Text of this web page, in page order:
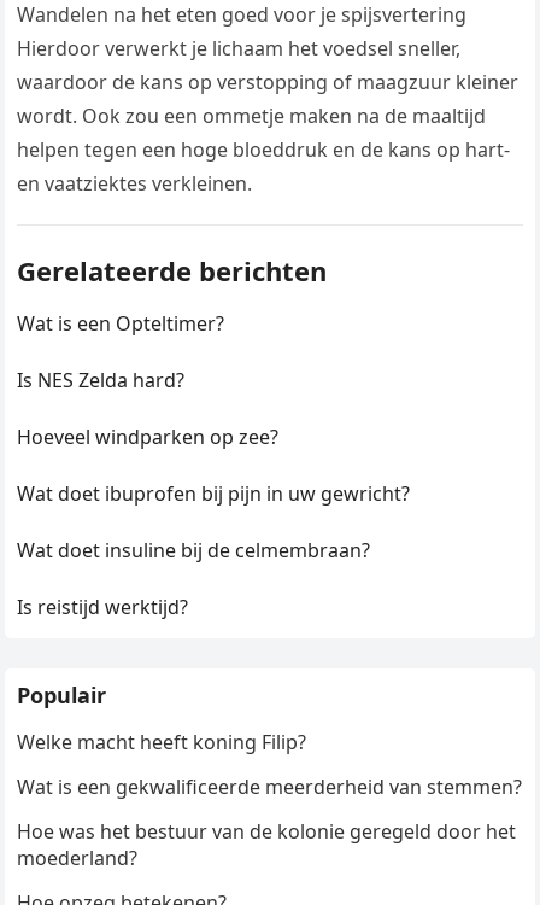
Wandelen na het eten goed voor je spijsvertering
Hierdoor verwerkt je lichaam het voedsel sneller,
waardoor de kans op verstopping of maagzuur kleiner
wordt. Ook zou een ommetje maken na de maaltijd
helpen tegen een hoge bloeddruk en de kans op hart-
en vaatziektes verkleinen.
Gerelateerde berichten
Wat is een Opteltimer?
Is NES Zelda hard?
Hoeveel windparken op zee?
Wat doet ibuprofen bij pijn in uw gewricht?
Wat doet insuline bij de celmembraan?
Is reistijd werktijd?
Populair
Welke macht heeft koning Filip?
Wat is een gekwalificeerde meerderheid van stemmen?
Hoe was het bestuur van de kolonie geregeld door het
moederland?